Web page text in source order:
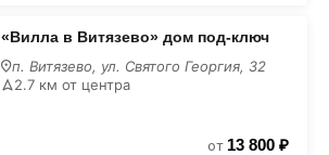
«Вилла в Витязево» дом под-ключ
п. Витязево, ул. Святого Георгия, 32
2.7 км от центра
от 13 800 ₽